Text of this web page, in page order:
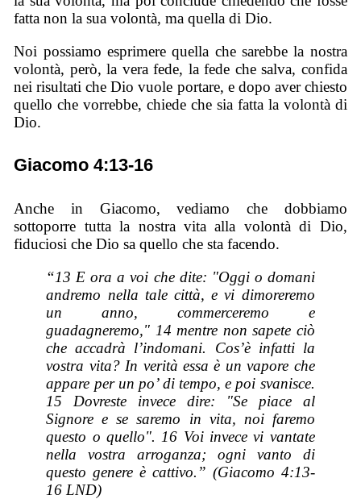
fatta non la sua volontà, ma quella di Dio.
Noi possiamo esprimere quella che sarebbe la nostra
volontà, però, la vera fede, la fede che salva, confida
nei risultati che Dio vuole portare, e dopo aver chiesto
quello che vorrebbe, chiede che sia fatta la volontà di
Dio.
Giacomo 4:13-16
Anche in Giacomo, vediamo che dobbiamo
sottoporre tutta la nostra vita alla volontà di Dio,
fiduciosi che Dio sa quello che sta facendo.
“13 E ora a voi che dite: "Oggi o domani
andremo nella tale città, e vi dimoreremo
un anno, commerceremo e
guadagneremo," 14 mentre non sapete ciò
che accadrà l’indomani. Cos’è infatti la
vostra vita? In verità essa è un vapore che
appare per un po’ di tempo, e poi svanisce.
15 Dovreste invece dire: "Se piace al
Signore e se saremo in vita, noi faremo
questo o quello". 16 Voi invece vi vantate
nella vostra arroganza; ogni vanto di
questo genere è cattivo.” (Giacomo 4:13-
16 LND)